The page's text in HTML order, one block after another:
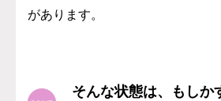
があります。
そんな状態は、もしか